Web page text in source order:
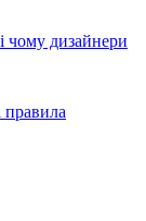
чому дизайнери
правила